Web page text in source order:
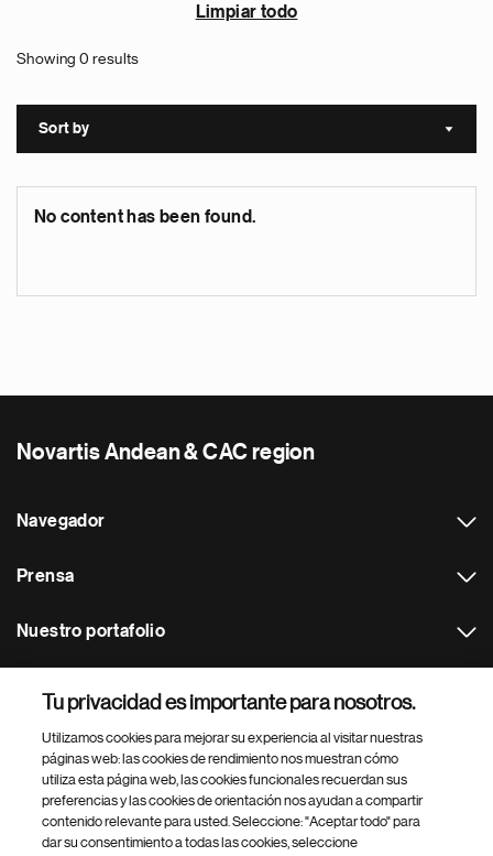
Limpiar todo
Showing 0 results
Sort by Sort
No content has been found.
Novartis Andean & CAC region
Navegador
Prensa
Nuestro portafolio
Footer Site Search
Tu privacidad es importante para nosotros.
Utilizamos cookies para mejorar su experiencia al visitar nuestras
páginas web: las cookies de rendimiento nos muestran cómo
utiliza esta página web, las cookies funcionales recuerdan sus
preferencias y las cookies de orientación nos ayudan a compartir
contenido relevante para usted. Seleccione: "Aceptar todo" para
dar su consentimiento a todas las cookies, seleccione